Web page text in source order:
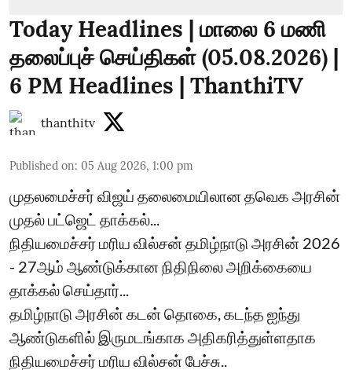
Today Headlines | மாலை 6 மணி
தலைப்புச் செய்திகள் (05.08.2026) |
6 PM Headlines | ThanthiTV
thanthitv
Published on: 05 Aug 2026, 1:00 pm
முதலமைச்சர் விஜய் தலைமையிலான தவெக அரசின்
முதல் பட்ஜெட் தாக்கல்...
நிதியமைச்சர் மரிய வில்சன் தமிழ்நாடு அரசின் 2026
- 27ஆம் ஆண்டுக்கான நிதிநிலை அறிக்கையை
தாக்கல் செய்தார்...
தமிழ்நாடு அரசின் கடன் தொகை, கடந்த ஐந்து
ஆண்டுகளில் இருமடங்காக அதிகரித்துள்ளதாக
நிதியமைச்சர் மரிய வில்சன் பேச்சு..